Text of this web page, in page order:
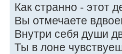
Как странно - этот
Вы отмечаете
Внутри себя души
Ты в лоне